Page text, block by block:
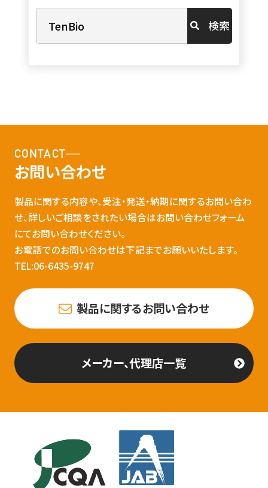
検索
CONTACT
お問い合わせ
製品に関する内容や、受注・発送・納期に関するお問い合わ
せ、詳しいご相談をされたい場合はお問い合わせフォーム
にてお問い合わせください。
お電話でのお問い合わせは下記までお願いいたします。
TEL:06-6435-9747
製品に関するお問い合わせ
メーカー、代理店一覧